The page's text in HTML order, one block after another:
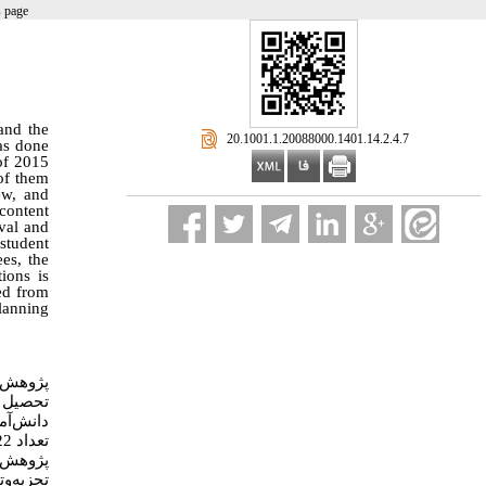
page
‎ 20.1001.1.20088000.1401.14.2.4.7
the
done
2015
them
and
and
the
is
from
پژوهش
تحصیل
پژوهش